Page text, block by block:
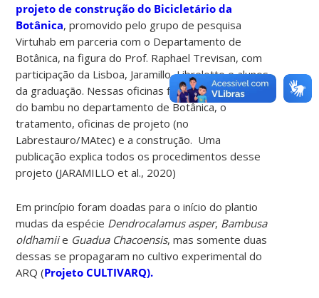
projeto de construção do Bicicletário da
Botânica, promovido pelo grupo de pesquisa
Virtuhab em parceria com o Departamento de
Botânica, na figura do Prof. Raphael Trevisan, com
participação da Lisboa, Jaramillo, Librelotto e alunos
da graduação. Nessas oficinas foi realizado o corte
do bambu no departamento de Botânica, o
tratamento, oficinas de projeto (no
Labrestauro/MAtec) e a construção. Uma
publicação explica todos os procedimentos desse
projeto (JARAMILLO et al., 2020)
Em princípio foram doadas para o início do plantio
mudas da espécie Dendrocalamus asper, Bambusa
oldhamiie Guadua Chacoensis, mas somente duas
dessas se propagaram no cultivo experimental do
ARQ (Projeto CULTIVARQ).